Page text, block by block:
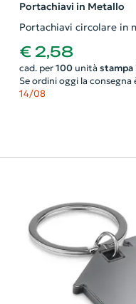
Portachiavi in Metallo
Portachiavi circolare in
€ 2,58
cad. per 100unità stampa
Se ordini oggi la consegna
14/08